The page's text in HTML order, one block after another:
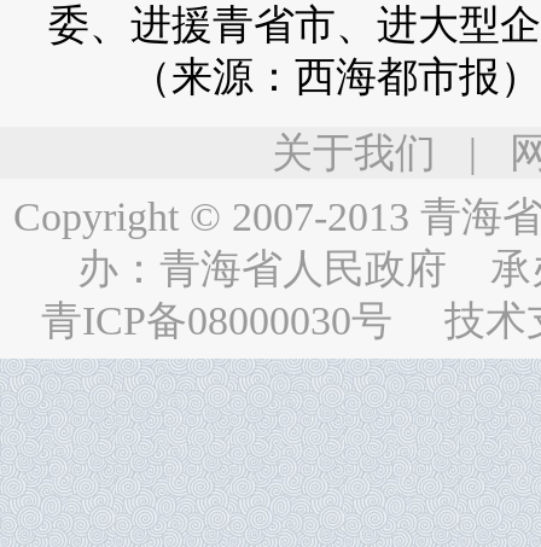
委、进援青省市、进大型
（来源：西海都市报）
关于我们 |
Copyright © 2007-2013 青海
办： 青海省人民政府 承
青ICP备08000030号 技术